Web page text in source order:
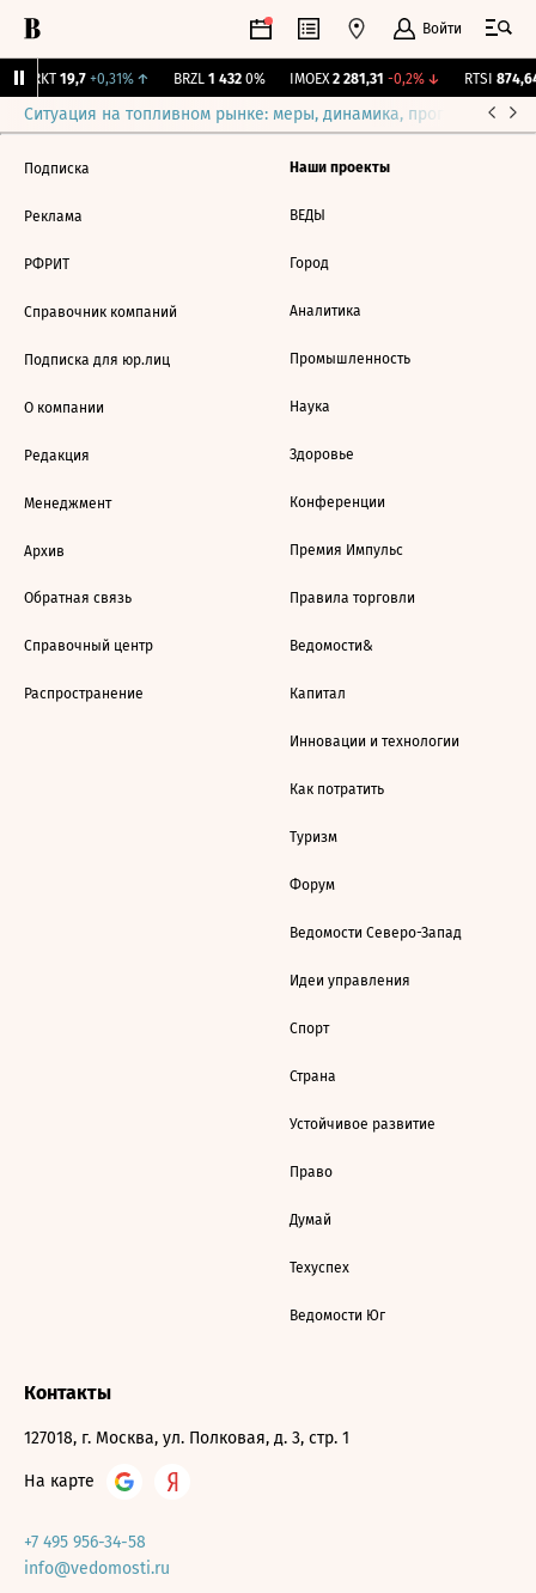
Войти
IRKT 19,7 +0,31%↑ BRZL 1 432 0% IMOEX 2 281,31 -0,2%↓ RTSI 874,64
Ситуация на топливном рынке: меры, динамика, прогнозы
Подписка
Реклама
РФРИТ
Справочник компаний
Подписка для юр.лиц
О компании
Редакция
Менеджмент
Архив
Обратная связь
Справочный центр
Распространение
Наши проекты
ВЕДЫ
Город
Аналитика
Промышленность
Наука
Здоровье
Конференции
Премия Импульс
Правила торговли
Ведомости&
Капитал
Инновации и технологии
Как потратить
Туризм
Форум
Ведомости Северо-Запад
Идеи управления
Спорт
Страна
Устойчивое развитие
Право
Думай
Техуспех
Ведомости Юг
Контакты
127018, г. Москва, ул. Полковая, д. 3, стр. 1
На карте
+7 495 956-34-58
info@vedomosti.ru